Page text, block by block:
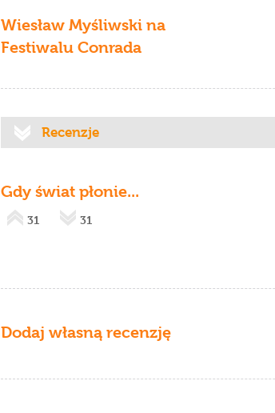
Wiesław Myśliwski na
Festiwalu Conrada
Recenzje
Gdy świat płonie...
31 31
Dodaj własną recenzję